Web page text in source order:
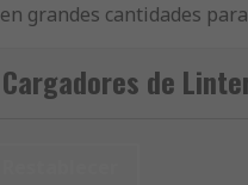
grandes cantidades
de un servicio de
las más altas de